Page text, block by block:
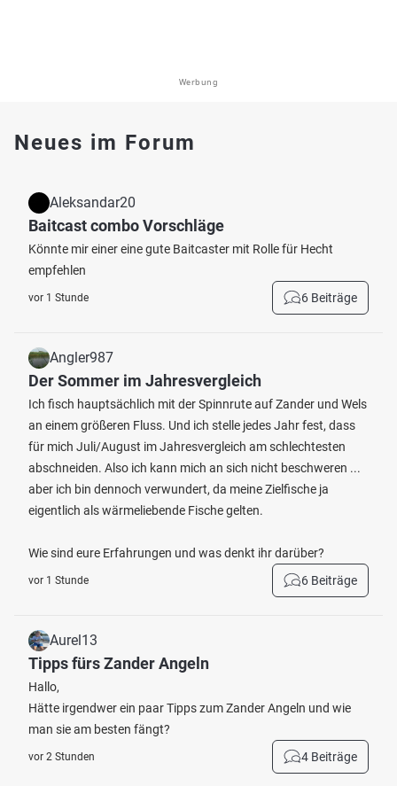
Werbung
Neues im Forum
Aleksandar20
Baitcast combo Vorschläge
Könnte mir einer eine gute Baitcaster mit Rolle für Hecht
empfehlen
vor 1 Stunde 6 Beiträge
Angler987
Der Sommer im Jahresvergleich
Ich fisch hauptsächlich mit der Spinnrute auf Zander und Wels
an einem größeren Fluss. Und ich stelle jedes Jahr fest, dass
für mich Juli/August im Jahresvergleich am schlechtesten
abschneiden. Also ich kann mich an sich nicht beschweren ...
aber ich bin dennoch verwundert, da meine Zielfische ja
eigentlich als wärmeliebende Fische gelten.
Wie sind eure Erfahrungen und was denkt ihr darüber?
vor 1 Stunde 6 Beiträge
Aurel13
Tipps fürs Zander Angeln
Hallo,
Hätte irgendwer ein paar Tipps zum Zander Angeln und wie
man sie am besten fängt?
vor 2 Stunden 4 Beiträge